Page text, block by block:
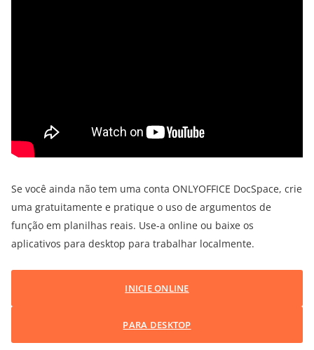
Se você ainda não tem uma conta ONLYOFFICE DocSpace, crie
uma gratuitamente e pratique o uso de argumentos de
função em planilhas reais. Use-a online ou baixe os
aplicativos para desktop para trabalhar localmente.
INICIE ONLINE
PARA DESKTOP